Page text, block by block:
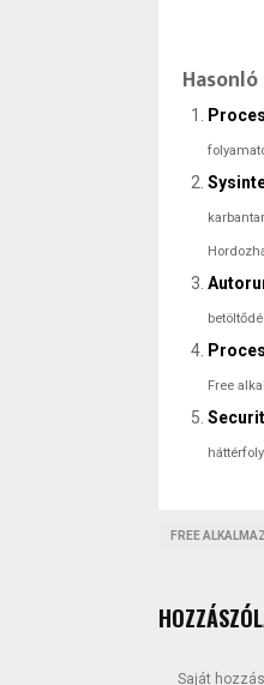
Free
FREE